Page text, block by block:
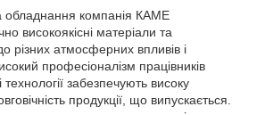
обладнання компанія КАМЕ
високоякісні матеріали та
різних атмосферних впливів і
професіоналізм працівників
технології забезпечують високу
продукції, що випускається.